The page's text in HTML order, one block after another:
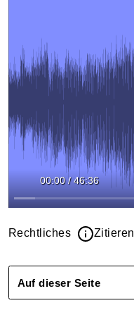
00:00 / 46:36
Rechtliches Zitieren
Auf dieser Seite